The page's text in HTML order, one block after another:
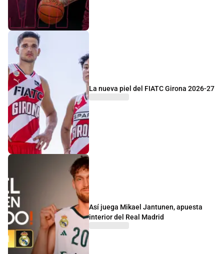
La nueva piel del FIATC Girona 2026-27
Así juega Mikael Jantunen, apuesta
interior del Real Madrid